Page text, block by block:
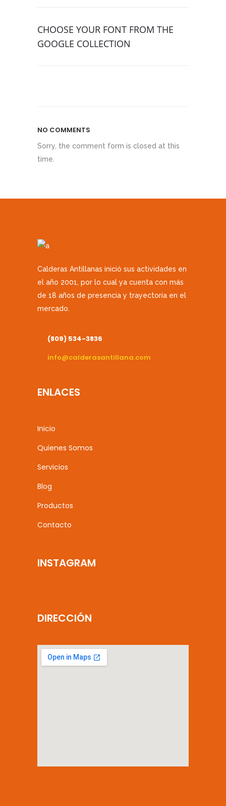
CHOOSE YOUR FONT FROM THE
GOOGLE COLLECTION
NO COMMENTS
Sorry, the comment form is closed at this
time.
Calderas Antillanas inició sus actividades en
el año 2001, por lo cual ya cuenta con más
de 18 años de presencia y trayectoria en el
mercado.
(809) 534-3836
info@calderasantillana.com
ENLACES
Inicio
Quienes Somos
Servicios
Blog
Productos
Contacto
INSTAGRAM
DIRECCIÓN